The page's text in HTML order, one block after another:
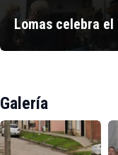
Lomas celebra el
Galería